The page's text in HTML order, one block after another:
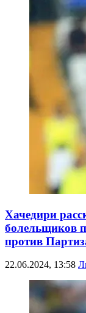
Хачедири
болельщиков
против
22.06.2024, 13:58